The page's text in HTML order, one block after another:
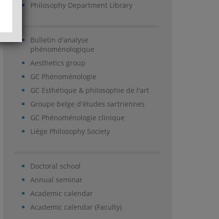
Philosophy Department Library
Bulletin d'analyse
phénoménologique
Aesthetics group
GC Phénoménologie
GC Esthétique & philosophie de l'art
Groupe belge d'études sartriennes
GC Phénoménologie clinique
Liège Philosophy Society
Doctoral school
Annual seminar
Academic calendar
Academic calendar (Faculty)